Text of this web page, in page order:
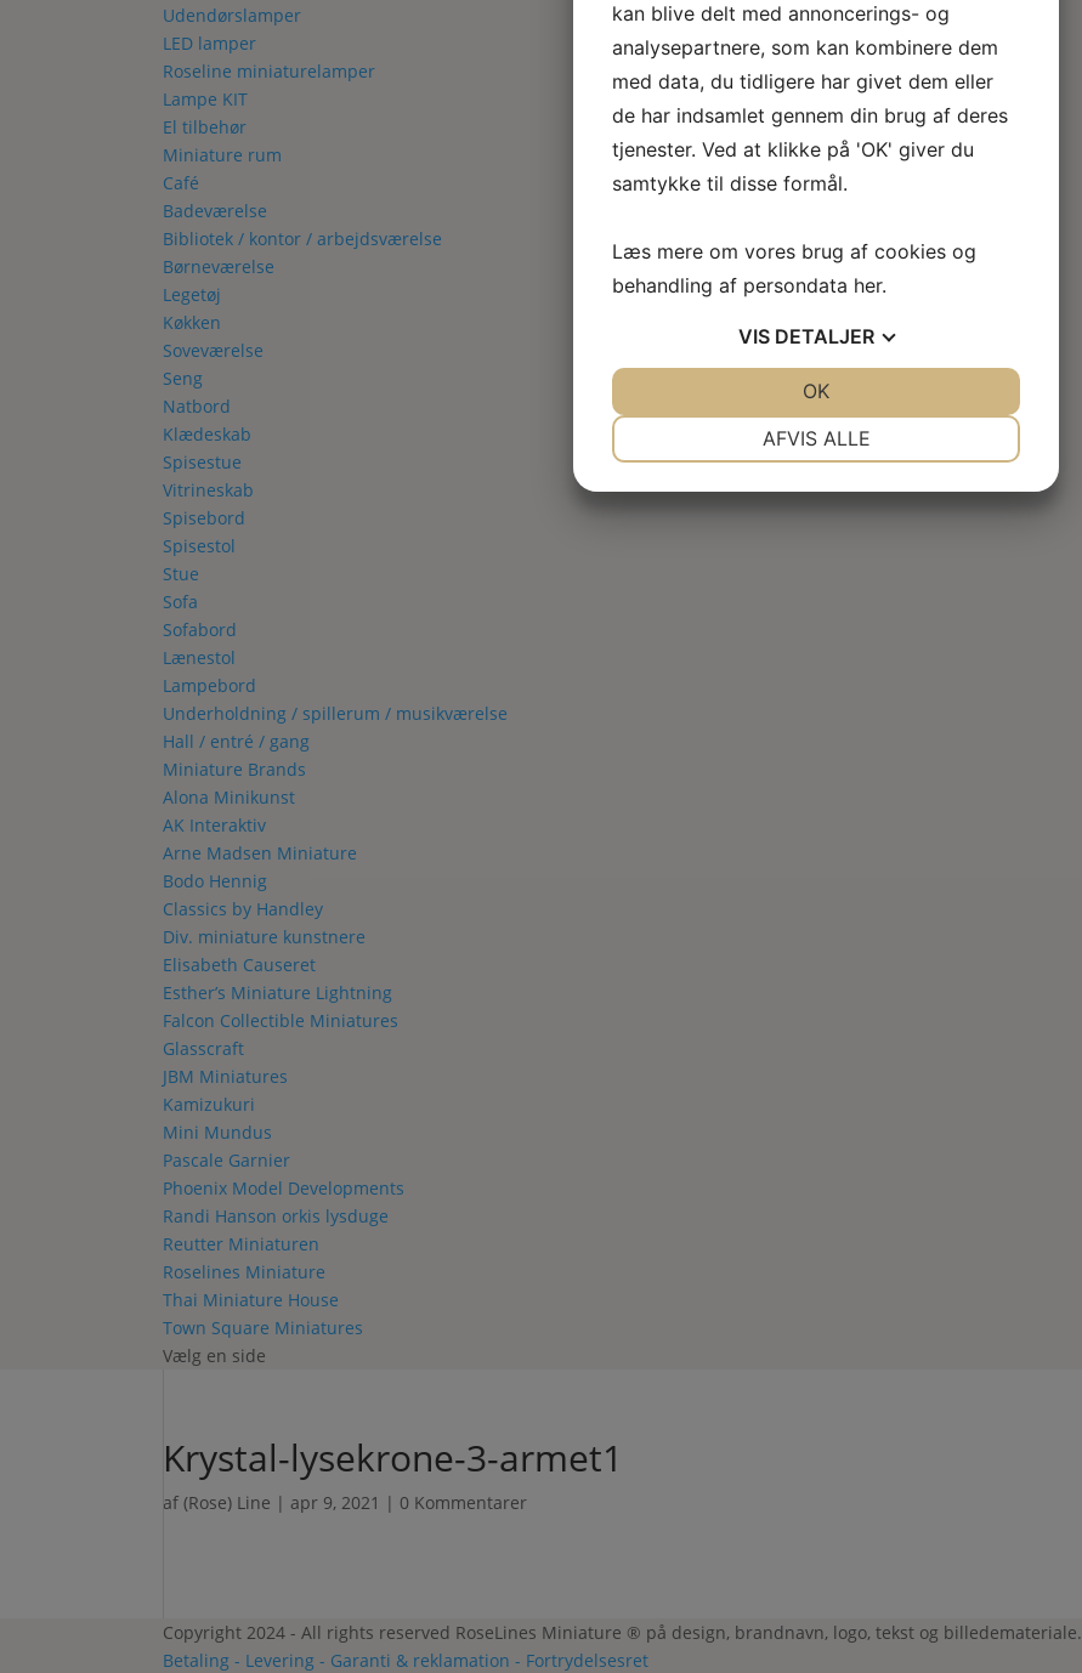
Udendørslamper
LED lamper
Roseline miniaturelamper
Lampe KIT
El tilbehør
Miniature rum
Café
Badeværelse
Bibliotek / kontor / arbejdsværelse
Børneværelse
Legetøj
Køkken
Soveværelse
Seng
Natbord
Klædeskab
Spisestue
Vitrineskab
Spisebord
Spisestol
Stue
Sofa
Sofabord
Lænestol
Lampebord
Underholdning / spillerum / musikværelse
Hall / entré / gang
Miniature Brands
Alona Minikunst
AK Interaktiv
Arne Madsen Miniature
Bodo Hennig
Classics by Handley
Div. miniature kunstnere
Elisabeth Causeret
Esther’s Miniature Lightning
Falcon Collectible Miniatures
Glasscraft
JBM Miniatures
Kamizukuri
Mini Mundus
Pascale Garnier
Phoenix Model Developments
Randi Hanson orkis lysduge
Reutter Miniaturen
Roselines Miniature
Thai Miniature House
Town Square Miniatures
Vælg en side
Krystal-lysekrone-3-armet1
af(Rose) Line |apr 9, 2021 | 0 Kommentarer
Copyright 2024 - All rights reserved RoseLines Miniature ® på design, brandnavn, logo, tekst og billedemateriale.
Betaling - Levering - Garanti & reklamation - Fortrydelsesret
kan blive delt med annoncerings- og
analysepartnere, som kan kombinere dem
med data, du tidligere har givet dem eller
de har indsamlet gennem din brug af deres
tjenester. Ved at klikke på 'OK' giver du
samtykke til disse formål.
Læs mere om vores brug af cookies og
behandling af persondata her.
VIS DETALJER
AFVIS ALLE
OK